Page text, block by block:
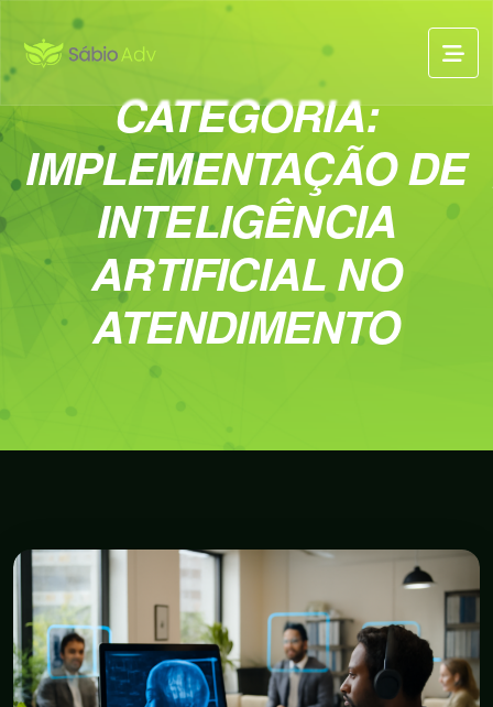
CATEGORIA:
IMPLEMENTAÇÃO DE
INTELIGÊNCIA
ARTIFICIAL NO
ATENDIMENTO